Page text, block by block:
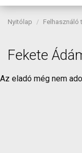
Nyitólap Felhasználó
Fekete
Az eladó még nem